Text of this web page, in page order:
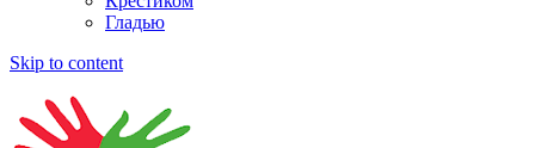
Гладью
Skip to content